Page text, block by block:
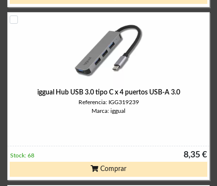
iggual Hub USB 3.0 tipo C x 4 puertos USB-A 3.0
Referencia: IGG319239
Marca: iggual
8,35 €
Stock: 68
Comprar